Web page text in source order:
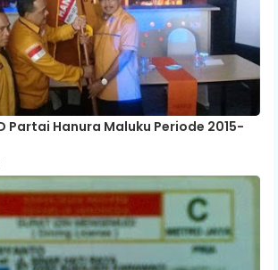
Partai Hanura Maluku Periode 2015-